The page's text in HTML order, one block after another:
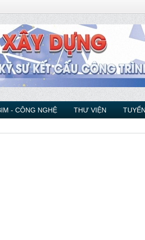
- CÔNG NGHỆ THƯ VIỆN